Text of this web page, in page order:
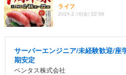
ライフ
2024.2.16(金) 22:56
サーバーエンジニア/未経験歓迎/座
期安定
ベンタス株式会社